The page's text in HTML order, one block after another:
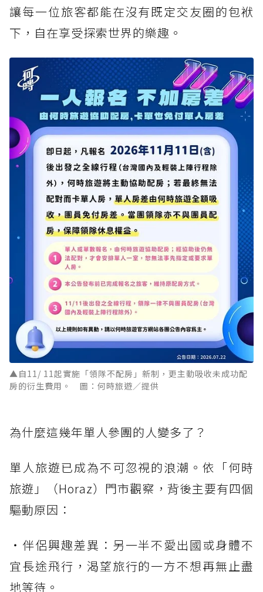
讓每一位旅客都能在沒有既定交友圈的包袱
下，自在享受探索世界的樂趣。
▲自11/ 11起實施「領隊不配房」新制，更主動吸收未成功配
房的衍生費用。 圖：何時旅遊／提供
為什麼這幾年單人參團的人變多了？
單人旅遊已成為不可忽視的浪潮。依「何時
旅遊」（Horaz）門市觀察，背後主要有四個
驅動原因：
・伴侶興趣差異：另一半不愛出國或身體不
宜長途飛行，渴望旅行的一方不想再無止盡
地等待。